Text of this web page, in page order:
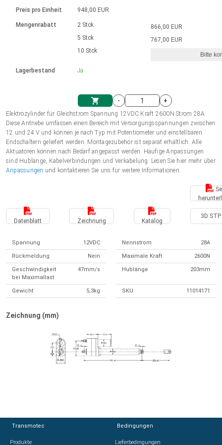
Einheitssystem
Einkaufswagen
Hubmagnete
230 - 50 Hz | 110 - 60 Hz
Drehzahlregelung für die AIS-Serie
Bürstenlose Gleichstrommotoren
mit Planetengetriebe und internem
Ø 28-42| 1-1400 rpm | <= 290Ncm
Bürstenlose DC Motor Controller
Gleichstrommotoren mit
Schneckengetriebe und Bürsten
Ø43-124mm | 31-425rpm | ≤ 41Nm
Treiber für Gleichstrommotoren mit
Synchron-Asynchron | für 1-4 Elektrozylinder
Synchron-Asynchron | für 1-4 Elektrozylinder
Français (EUR)
Polski (EUR)
Norsk (NOK)
Suomi (EUR)
Preis pro Einheit
Mengenrabatt
Lagerbestand
948,00 EUR
2 Stck
5 Stck
10 Stck
Ja
866,00 EUR
767,00 EUR
Bitte
-
+
Elektrozylinder für Gleichstrom Spannung 12VDC Kraft 2600N Strom 28A
Diese Antriebe umfassen einen Bereich mit Versorgungsspannungen zwischen
12 und 24 V und können je nach Typ mit Potentiometer und einstellbaren
Endschaltern geliefert werden. Montagezubehör ist separat erhältlich. Alle
Aktuatoren können nach Bedarf angepasst werden. Häufige Anpassungen
sind Hublänge, Kabelverbindungen und Verkabelung. Lesen Sie hier mehr über
Anpassungen und kontaktieren Sie uns für weitere Informationen.
Datenblatt Zeichnung Katalog
3D STP
Spannung 12VDC Nennstrom 28A
Rückmeldung Nein Maximale Kraft 2600N
Geschwindigkeit
bei Maximallast
47mm/s Hublänge 203mm
Gewicht 5,3kg SKU 11014171
Zeichnung (mm)
Transmotec
Produkte
Bedingungen
Lieferbedingungen
Transmotec
Produkte
Bedingungen
Lieferbedingungen